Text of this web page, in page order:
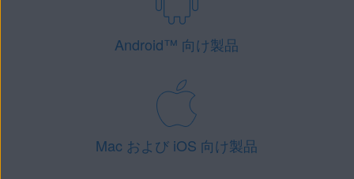
Android™ 向け製品
Mac および iOS 向け製品